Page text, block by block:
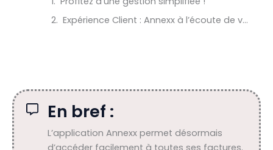
Expérience Client : Annexx à l’écoute de vos besoins pour votre location de box
En bref :
L’application Annexx permet désormais